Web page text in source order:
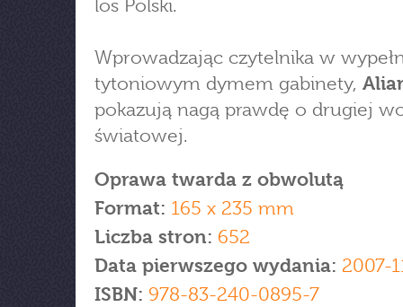
los Polski.
Wprowadzając czytelnika w
tytoniowym dymem gabinety,
pokazują nagą prawdę o drugiej
światowej.
Oprawa twarda z obwolutą
Format: 165 x 235 mm
Liczba stron: 652
Data pierwszego wydania: 2007-
ISBN: 978-83-240-0895-7